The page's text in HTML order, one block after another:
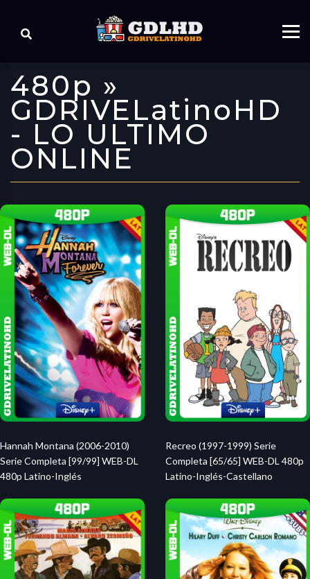
480p »
GDRIVELatinoHD
- LO ULTIMO
ONLINE
Hannah Montana (2006-2010)
Serie Completa [99/99] WEB-DL
480p Latino-Inglés
Recreo (1997-1999) Serie
Completa [65/65] WEB-DL 480p
Latino-Inglés-Castellano